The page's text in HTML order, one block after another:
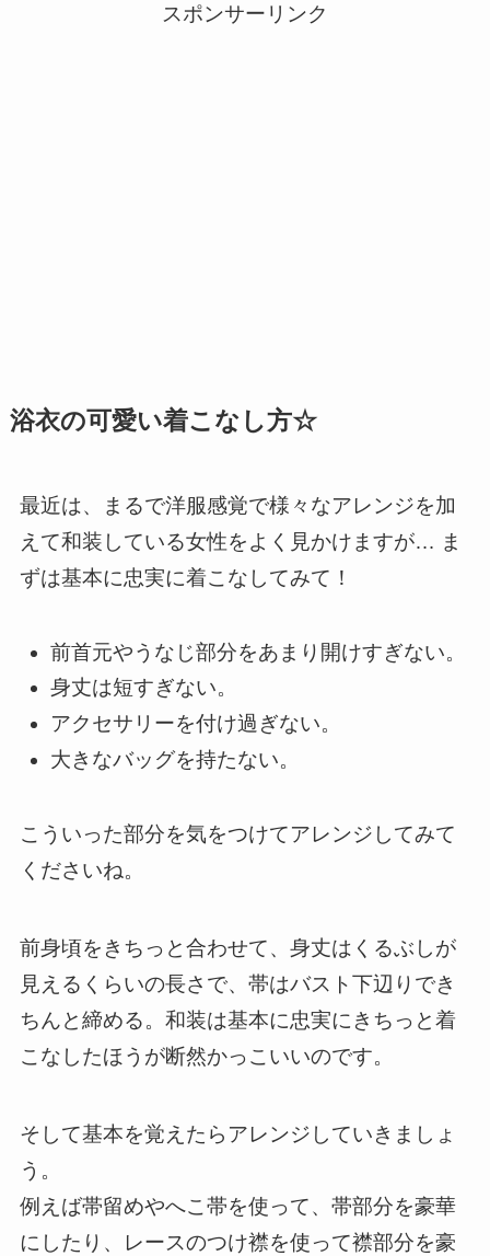
スポンサーリンク
浴衣の可愛い着こなし方☆
最近は、まるで洋服感覚で様々なアレンジを加
えて和装している女性をよく見かけますが… ま
ずは基本に忠実に着こなしてみて！
前首元やうなじ部分をあまり開けすぎない。
身丈は短すぎない。
アクセサリーを付け過ぎない。
大きなバッグを持たない。
こういった部分を気をつけてアレンジしてみて
くださいね。
前身頃をきちっと合わせて、身丈はくるぶしが
見えるくらいの長さで、帯はバスト下辺りでき
ちんと締める。和装は基本に忠実にきちっと着
こなしたほうが断然かっこいいのです。
そして基本を覚えたらアレンジしていきましょ
う。
例えば帯留めやへこ帯を使って、帯部分を豪華
にしたり、レースのつけ襟を使って襟部分を豪